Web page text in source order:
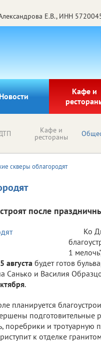
Е.В., ИНН
Кафе и
Кафе и
рестораны
скверы облагородят
после
Ко
1
августа будет готов
Санько и Василия
.
планируется
подготовительные
поребрики и тротуарную
к отделке